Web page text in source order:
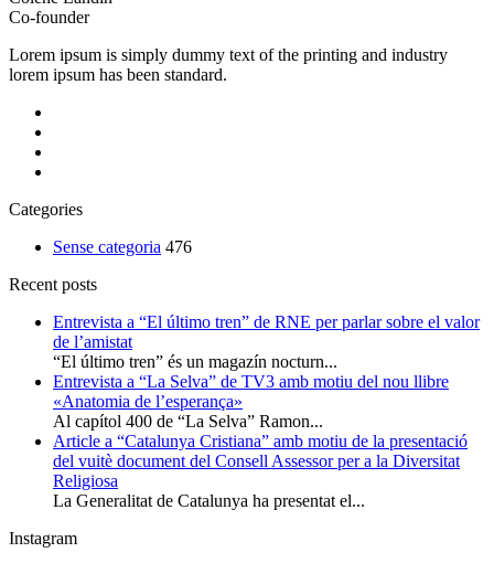
Co-founder
Lorem ipsum is simply dummy text of the printing and industry
lorem ipsum has been standard.
Categories
Sense categoria 476
Recent posts
Entrevista a “El último tren” de RNE per parlar sobre el valor
de l’amistat
“El último tren” és un magazín nocturn...
Entrevista a “La Selva” de TV3 amb motiu del nou llibre
«Anatomia de l’esperança»
Al capítol 400 de “La Selva” Ramon...
Article a “Catalunya Cristiana” amb motiu de la presentació
del vuitè document del Consell Assessor per a la Diversitat
Religiosa
La Generalitat de Catalunya ha presentat el...
Instagram